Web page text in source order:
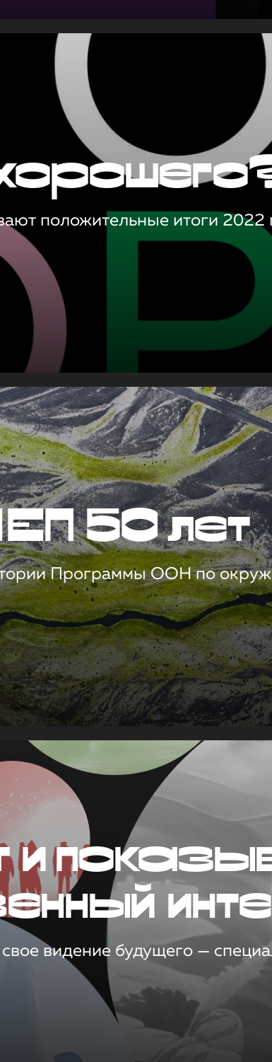
положительные итоги 2022
50 лет
Программы ООН по
и
видение будущего —